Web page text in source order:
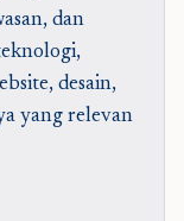
dan
desain,
yang relevan